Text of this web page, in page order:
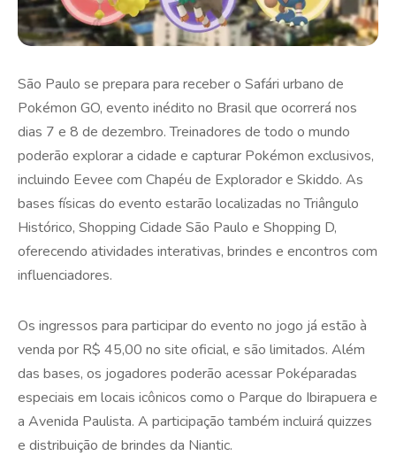
São Paulo se prepara para receber o Safári urbano de
Pokémon GO, evento inédito no Brasil que ocorrerá nos
dias 7 e 8 de dezembro. Treinadores de todo o mundo
poderão explorar a cidade e capturar Pokémon exclusivos,
incluindo Eevee com Chapéu de Explorador e Skiddo. As
bases físicas do evento estarão localizadas no Triângulo
Histórico, Shopping Cidade São Paulo e Shopping D,
oferecendo atividades interativas, brindes e encontros com
influenciadores.
Os ingressos para participar do evento no jogo já estão à
venda por R$ 45,00 no site oficial, e são limitados. Além
das bases, os jogadores poderão acessar Poképaradas
especiais em locais icônicos como o Parque do Ibirapuera e
a Avenida Paulista. A participação também incluirá quizzes
e distribuição de brindes da Niantic.